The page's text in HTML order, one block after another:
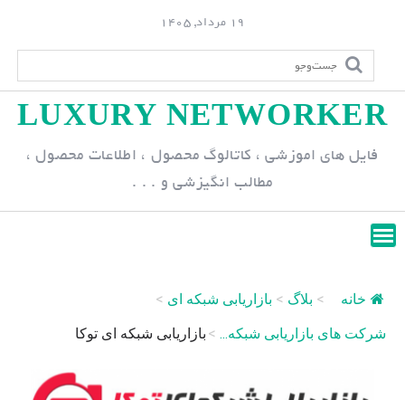
p
n
19 مرداد, 1405
LUXURY NETWORKER
فایل های اموزشی ، کاتالوگ محصول ، اطلاعات محصول ،
مطالب انگیزشی و . . .
خانه > بلاگ > بازاریابی شبکه ای >
شرکت های بازاریابی شبکه... > بازاریابی شبکه ای توکا